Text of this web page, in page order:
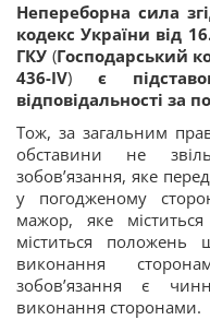
Непереборна сила
кодекс України від
ГКУ (Господарський
436-IV) є
відповідальності за
Тож, за загальним
обставини не
зобов’язання, яке
у погодженому
мажор, яке
міститься
виконання
зобов’язання є
виконання сторонами.